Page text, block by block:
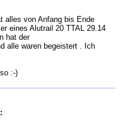
alles von Anfang bis Ende
eines Alutrail 20 TTAL 29.14
hat der
alle waren begeistert . Ich
:-)